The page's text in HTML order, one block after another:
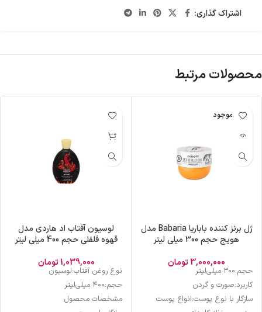
اشتراک گذاری:
محصولات مرتبط
ناموجود
ژل برنز کننده باباریا Babaria مدل
هویج حجم 300 میلی لیتر
3,000,000تومان
حجم:۳۰۰ میلی‌لیتر
کاربرد:صورت و گردن
سازگار با نوع پوست:انواع پوست
لوسیون آفتاب اد هاردی مدل
قهوه فلفلی حجم 400 میلی لیتر
1,039,000تومان
نوع روغن آفتاب:لوسیون
حجم:۴۰۰ میلی‌لیتر
مشخصات محصول